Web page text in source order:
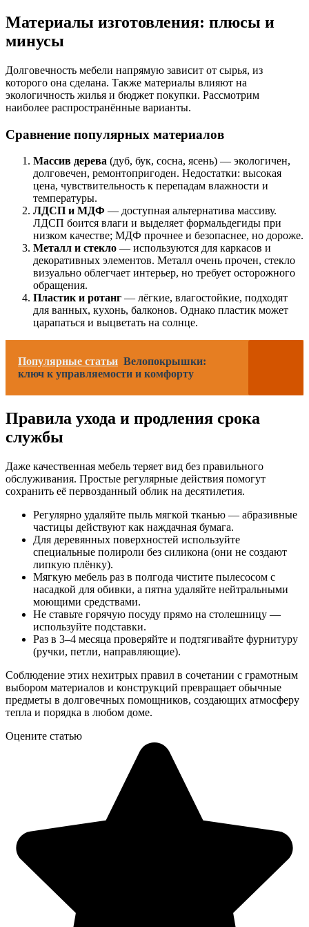
Материалы изготовления: плюсы и
минусы
Долговечность мебели напрямую зависит от сырья, из
которого она сделана. Также материалы влияют на
экологичность жилья и бюджет покупки. Рассмотрим
наиболее распространённые варианты.
Сравнение популярных материалов
Массив дерева (дуб, бук, сосна, ясень) — экологичен,
долговечен, ремонтопригоден. Недостатки: высокая
цена, чувствительность к перепадам влажности и
температуры.
ЛДСП и МДФ — доступная альтернатива массиву.
ЛДСП боится влаги и выделяет формальдегиды при
низком качестве; МДФ прочнее и безопаснее, но дороже.
Металл и стекло — используются для каркасов и
декоративных элементов. Металл очень прочен, стекло
визуально облегчает интерьер, но требует осторожного
обращения.
Пластик и ротанг — лёгкие, влагостойкие, подходят
для ванных, кухонь, балконов. Однако пластик может
царапаться и выцветать на солнце.
Популярные статьи Велопокрышки:
ключ к управляемости и комфорту
Правила ухода и продления срока
службы
Даже качественная мебель теряет вид без правильного
обслуживания. Простые регулярные действия помогут
сохранить её первозданный облик на десятилетия.
Регулярно удаляйте пыль мягкой тканью — абразивные
частицы действуют как наждачная бумага.
Для деревянных поверхностей используйте
специальные полироли без силикона (они не создают
липкую плёнку).
Мягкую мебель раз в полгода чистите пылесосом с
насадкой для обивки, а пятна удаляйте нейтральными
моющими средствами.
Не ставьте горячую посуду прямо на столешницу —
используйте подставки.
Раз в 3–4 месяца проверяйте и подтягивайте фурнитуру
(ручки, петли, направляющие).
Соблюдение этих нехитрых правил в сочетании с грамотным
выбором материалов и конструкций превращает обычные
предметы в долговечных помощников, создающих атмосферу
тепла и порядка в любом доме.
Оцените статью